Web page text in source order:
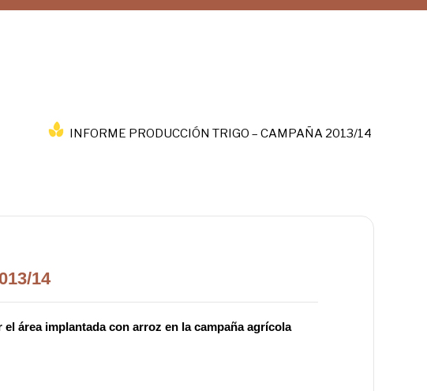
INFORME PRODUCCIÓN TRIGO – CAMPAÑA 2013/14
14
área implantada con arroz en la campaña agrícola